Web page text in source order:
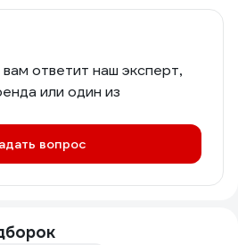
ответит наш эксперт,
или один из
вопрос